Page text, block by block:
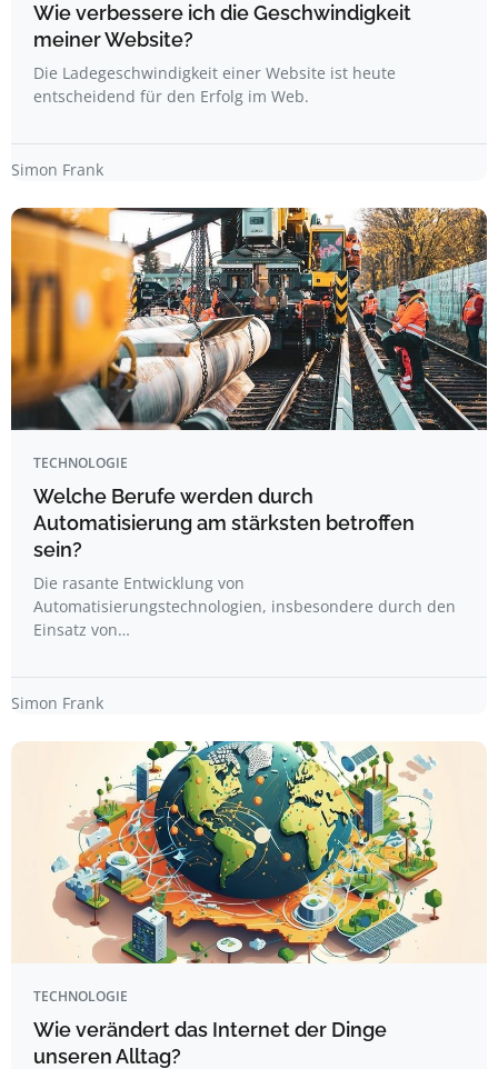
Wie verbessere ich die Geschwindigkeit
meiner Website?
Die Ladegeschwindigkeit einer Website ist heute
entscheidend für den Erfolg im Web.
Simon Frank
TECHNOLOGIE
Welche Berufe werden durch
Automatisierung am stärksten betroffen
sein?
Die rasante Entwicklung von
Automatisierungstechnologien, insbesondere durch den
Einsatz von…
Simon Frank
TECHNOLOGIE
Wie verändert das Internet der Dinge
unseren Alltag?